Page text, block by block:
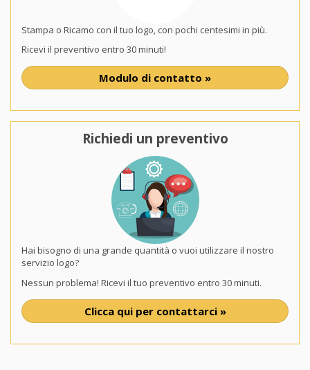
Stampa o Ricamo con il tuo logo, con pochi centesimi in più.
Ricevi il preventivo entro 30 minuti!
Modulo di contatto »
Richiedi un preventivo
Hai bisogno di una grande quantità o vuoi utilizzare il nostro
servizio logo?
Nessun problema! Ricevi il tuo preventivo entro 30 minuti.
Clicca qui per contattarci »